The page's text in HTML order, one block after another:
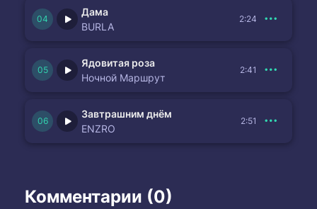
Дама
BURLA
2:24
Ядовитая роза
Ночной Маршрут
2:41
Завтрашним днём
ENZRO
2:51
Комментарии (0)